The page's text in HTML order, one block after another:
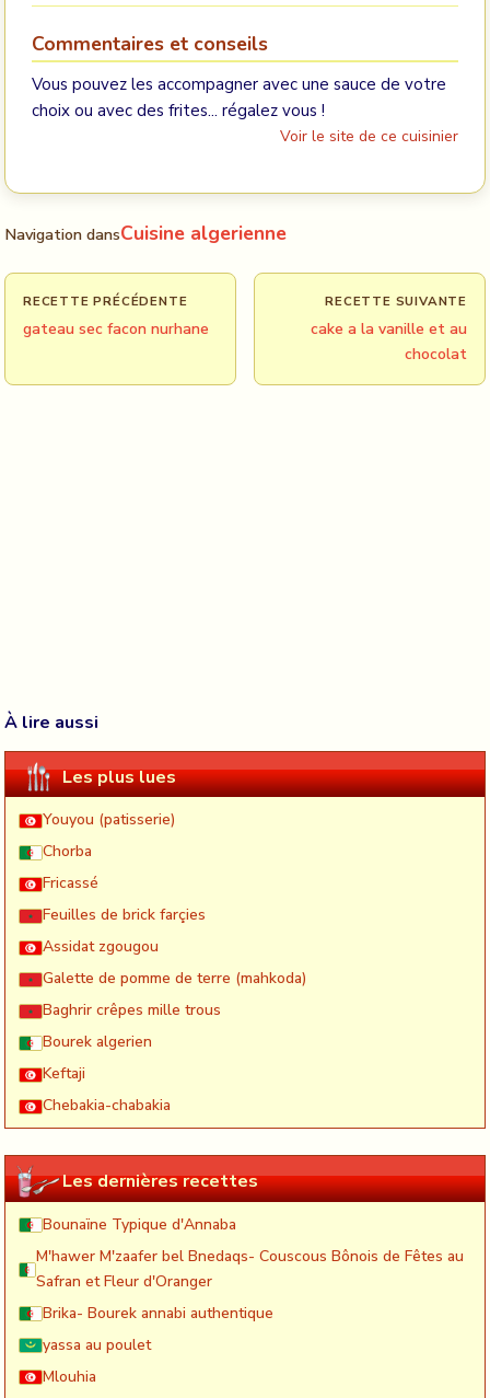
Commentaires et conseils
Vous pouvez les accompagner avec une sauce de votre
choix ou avec des frites... régalez vous !
Voir le site de ce cuisinier
Navigation dansCuisine algerienne
RECETTE PRÉCÉDENTE
gateau sec facon nurhane
RECETTE SUIVANTE
cake a la vanille et au
chocolat
À lire aussi
Les plus lues
Youyou (patisserie)
Chorba
Fricassé
Feuilles de brick farçies
Assidat zgougou
Galette de pomme de terre (mahkoda)
Baghrir crêpes mille trous
Bourek algerien
Keftaji
Chebakia-chabakia
Les dernières recettes
Bounaïne Typique d'Annaba
M'hawer M'zaafer bel Bnedaqs- Couscous Bônois de Fêtes au
Safran et Fleur d'Oranger
Brika- Bourek annabi authentique
yassa au poulet
Mlouhia